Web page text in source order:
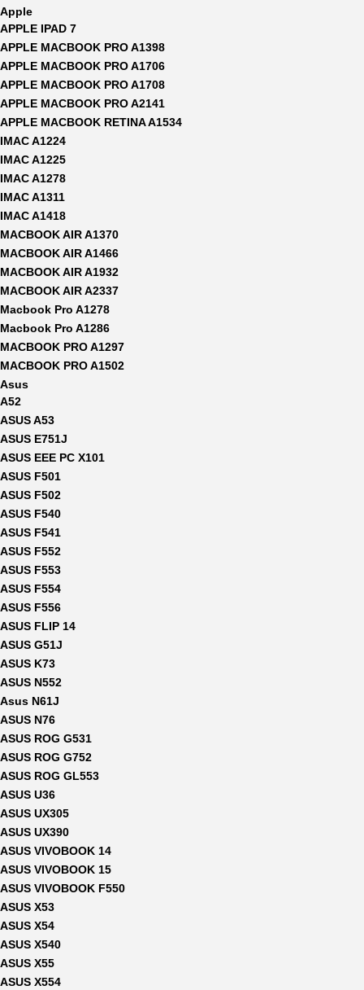
Apple
APPLE IPAD 7
APPLE MACBOOK PRO A1398
APPLE MACBOOK PRO A1706
APPLE MACBOOK PRO A1708
APPLE MACBOOK PRO A2141
APPLE MACBOOK RETINA A1534
IMAC A1224
IMAC A1225
IMAC A1278
IMAC A1311
IMAC A1418
MACBOOK AIR A1370
MACBOOK AIR A1466
MACBOOK AIR A1932
MACBOOK AIR A2337
Macbook Pro A1278
Macbook Pro A1286
MACBOOK PRO A1297
MACBOOK PRO A1502
Asus
A52
ASUS A53
ASUS E751J
ASUS EEE PC X101
ASUS F501
ASUS F502
ASUS F540
ASUS F541
ASUS F552
ASUS F553
ASUS F554
ASUS F556
ASUS FLIP 14
ASUS G51J
ASUS K73
ASUS N552
Asus N61J
ASUS N76
ASUS ROG G531
ASUS ROG G752
ASUS ROG GL553
ASUS U36
ASUS UX305
ASUS UX390
ASUS VIVOBOOK 14
ASUS VIVOBOOK 15
ASUS VIVOBOOK F550
ASUS X53
ASUS X54
ASUS X540
ASUS X55
ASUS X554